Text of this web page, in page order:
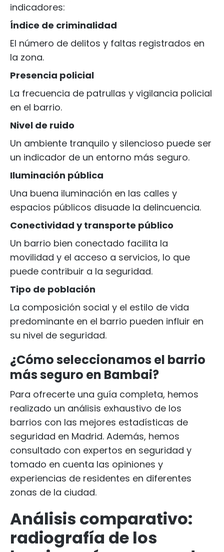
indicadores:
Índice de criminalidad
El número de delitos y faltas registrados en
la zona.
Presencia policial
La frecuencia de patrullas y vigilancia policial
en el barrio.
Nivel de ruido
Un ambiente tranquilo y silencioso puede ser
un indicador de un entorno más seguro.
Iluminación pública
Una buena iluminación en las calles y
espacios públicos disuade la delincuencia.
Conectividad y transporte público
Un barrio bien conectado facilita la
movilidad y el acceso a servicios, lo que
puede contribuir a la seguridad.
Tipo de población
La composición social y el estilo de vida
predominante en el barrio pueden influir en
su nivel de seguridad.
¿Cómo seleccionamos el barrio
más seguro en Bambai?
Para ofrecerte una guía completa, hemos
realizado un análisis exhaustivo de los
barrios con las mejores estadísticas de
seguridad en Madrid. Además, hemos
consultado con expertos en seguridad y
tomado en cuenta las opiniones y
experiencias de residentes en diferentes
zonas de la ciudad.
Análisis comparativo:
radiografía de los